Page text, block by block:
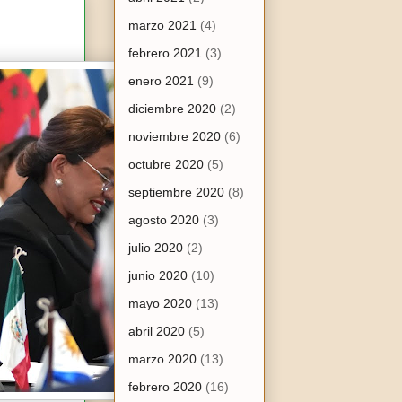
marzo 2021 (4)
febrero 2021 (3)
enero 2021 (9)
diciembre 2020 (2)
noviembre 2020 (6)
octubre 2020 (5)
septiembre 2020 (8)
agosto 2020 (3)
julio 2020 (2)
junio 2020 (10)
mayo 2020 (13)
abril 2020 (5)
marzo 2020 (13)
febrero 2020 (16)